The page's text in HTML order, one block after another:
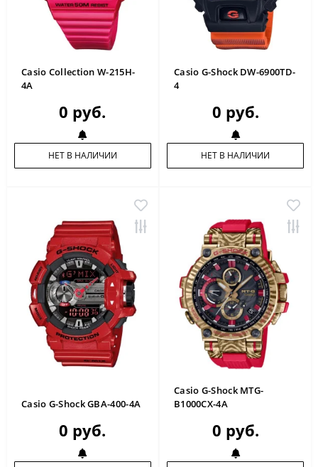
Casio Collection W-215H-
4A
0 руб.
НЕТ В НАЛИЧИИ
Casio G-Shock DW-6900TD-
4
0 руб.
НЕТ В НАЛИЧИИ
Casio G-Shock GBA-400-4A
0 руб.
Casio G-Shock MTG-
B1000CX-4A
0 руб.